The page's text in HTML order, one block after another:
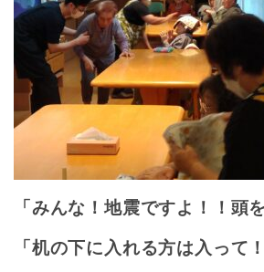
「みんな！地震ですよ！！頭
「机の下に入れる方は入って！